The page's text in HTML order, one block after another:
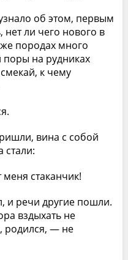
об этом, первым
ли чего нового в
породах много
поры на рудниках
к чему
вина с собой
стали:
стаканчик!
и речи другие пошли.
вздыхать не
родился, — не